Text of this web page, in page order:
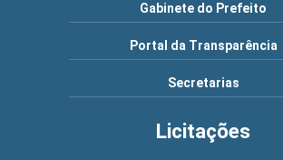
Gabinete do Prefeito
Portal da Transparência
Secretarias
Licitações